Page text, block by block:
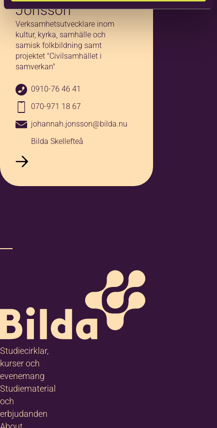
Jonsson
Verksamhetsutvecklare inom
kultur, kyrka, samhälle och
samisk folkbildning samt
projektet "Civilsamhället i
samverkan"
0910-76 46 41
070-971 18 67
johannah.jonsson@bilda.nu
Bilda Skellefteå
Studiecirklar,
kurser och
evenemang
Studiematerial
och
erbjudanden